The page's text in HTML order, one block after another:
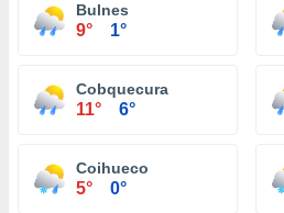
Bulnes
9° 1°
Cobquecura
11° 6°
Coihueco
5° 0°